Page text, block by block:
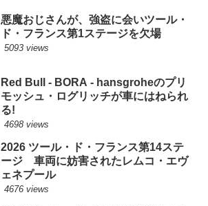
悪魔おじさんが、強盗に会いツール・
ド・フランス第1ステージを欠場
5093 views
Red Bull - BORA - hansgroheのプリ
モッシュ・ログリッチが車にはねられ
る!
4698 views
2026 ツール・ド・フランス第14ステ
ージ 車両に妨害されたレムコ・エヴ
ェネプール
4676 views